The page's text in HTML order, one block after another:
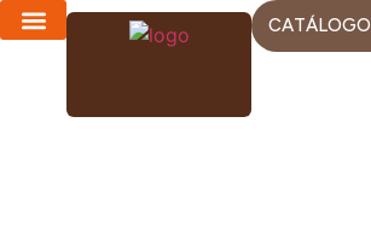
CATÁLOGO